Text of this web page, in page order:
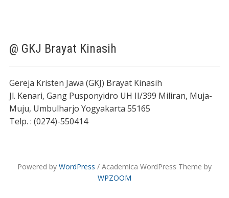
@ GKJ Brayat Kinasih
Gereja Kristen Jawa (GKJ) Brayat Kinasih
Jl. Kenari, Gang Pusponyidro UH II/399 Miliran, Muja-
Muju, Umbulharjo Yogyakarta 55165
Telp. : (0274)-550414
Powered by WordPress / Academica WordPress Theme by
WPZOOM